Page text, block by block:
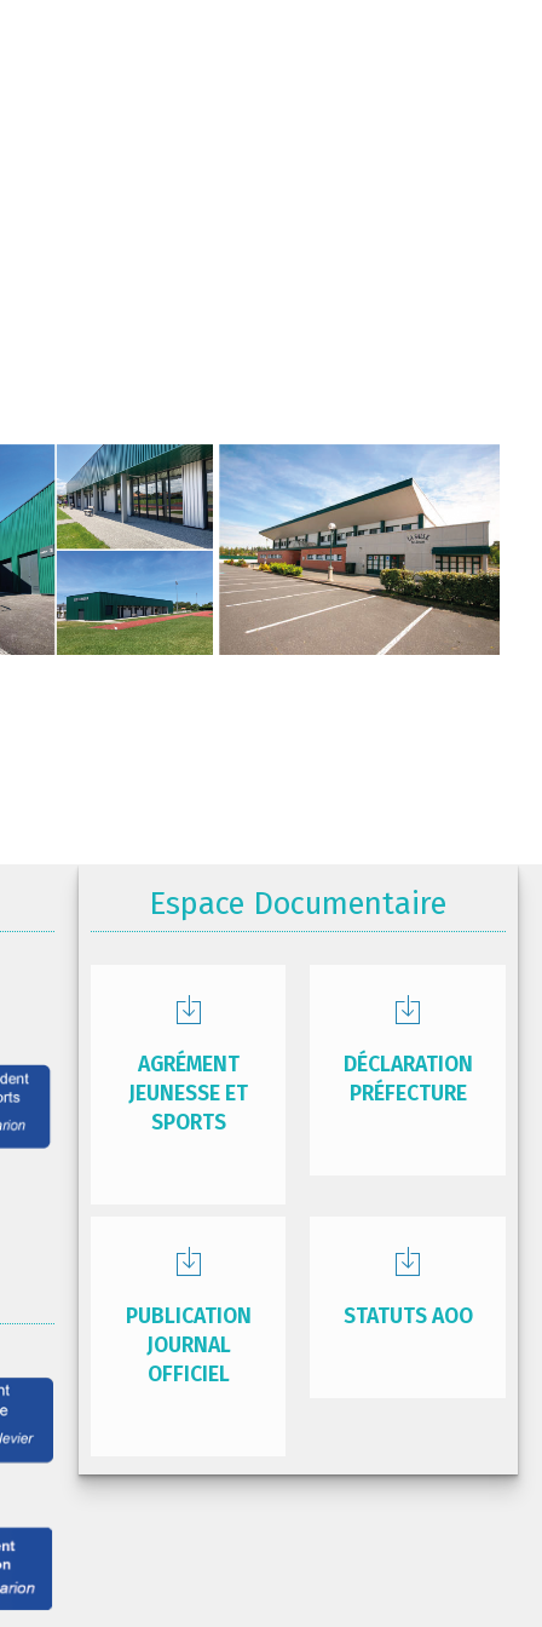
Espace Documentaire
AGRÉMENT
JEUNESSE ET
SPORTS
DÉCLARATION
PRÉFECTURE
PUBLICATION
JOURNAL
OFFICIEL
STATUTS AOO